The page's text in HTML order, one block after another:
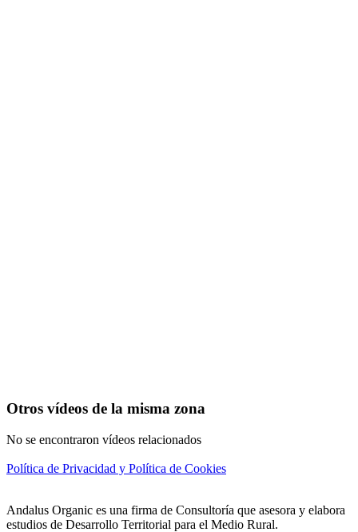
Otros vídeos de la misma zona
No se encontraron vídeos relacionados
Política de Privacidad y Política de Cookies
Andalus Organic es una firma de Consultoría que asesora y elabora
estudios de Desarrollo Territorial para el Medio Rural.